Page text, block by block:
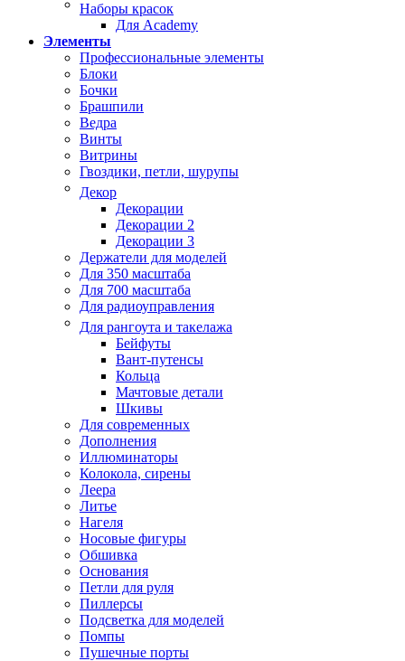
Наборы красок
Для Academy
Элементы
Профессиональные элементы
Блоки
Бочки
Брашпили
Ведра
Винты
Витрины
Гвоздики, петли, шурупы
Декор
Декорации
Декорации 2
Декорации 3
Держатели для моделей
Для 350 масштаба
Для 700 масштаба
Для радиоуправления
Для рангоута и такелажа
Бейфуты
Вант-путенсы
Кольца
Мачтовые детали
Шкивы
Для современных
Дополнения
Иллюминаторы
Колокола, сирены
Леера
Литье
Нагеля
Носовые фигуры
Обшивка
Основания
Петли для руля
Пиллерсы
Подсветка для моделей
Помпы
Пушечные порты